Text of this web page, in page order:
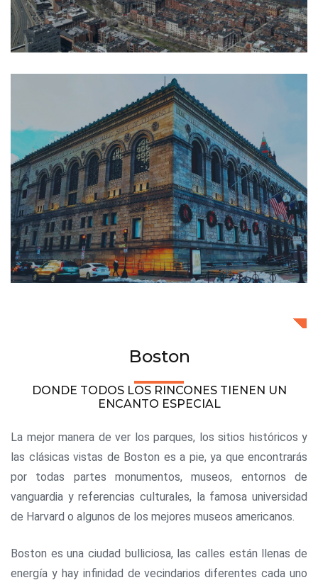
Boston
DONDE TODOS LOS RINCONES TIENEN UN
ENCANTO ESPECIAL
La mejor manera de ver los parques, los sitios históricos y
las clásicas vistas de Boston es a pie, ya que encontrarás
por todas partes monumentos, museos, entornos de
vanguardia y referencias culturales, la famosa universidad
de Harvard o algunos de los mejores museos americanos.
Boston es una ciudad bulliciosa, las calles están llenas de
energía y hay infinidad de vecindarios diferentes cada uno